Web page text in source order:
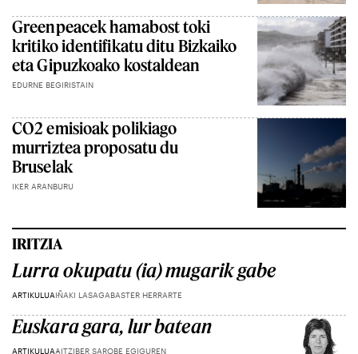
Greenpeacek hamabost toki
kritiko identifikatu ditu Bizkaiko
eta Gipuzkoako kostaldean
EDURNE BEGIRISTAIN
CO2 emisioak polikiago
murriztea proposatu du
Bruselak
IKER ARANBURU
IRITZIA
Lurra okupatu (ia) mugarik gabe
ARTIKULUAIÑAKI LASAGABASTER HERRARTE
Euskara gara, lur batean
ARTIKULUAAITZIBER SAROBE EGIGUREN